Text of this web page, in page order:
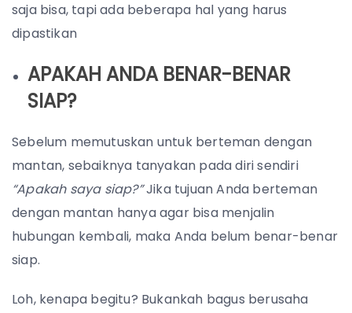
saja bisa, tapi ada beberapa hal yang harus
dipastikan
APAKAH ANDA BENAR-BENAR
SIAP?
Sebelum memutuskan untuk berteman dengan
mantan, sebaiknya tanyakan pada diri sendiri
“Apakah saya siap?”Jika tujuan Anda berteman
dengan mantan hanya agar bisa menjalin
hubungan kembali, maka Anda belum benar-benar
siap.
Loh, kenapa begitu? Bukankah bagus berusaha